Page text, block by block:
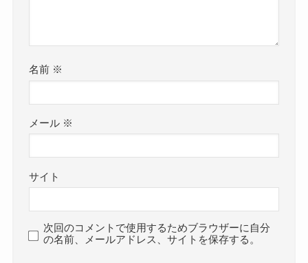
当時からバンドを組んでいた可能性が高そうで
す。
高校時代からかっこいい雰囲気の人だったでしょ
う。
Mayo HADES 結婚 彼氏
Mayoさんは2009年にはすでにバンドとして活動し
2012年にはIKEMEN、2014年にはAZAZELと前身
います。
そんなMayoさんのプロフィールを詳しく見ていき
ましょう。
名前 ※
メール ※
サイト
次回のコメントで使用するためブラウザーに自分
の名前、メールアドレス、サイトを保存する。